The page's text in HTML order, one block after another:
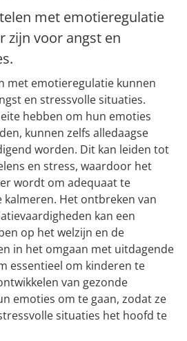
met emotieregulatie
zijn voor angst en
met emotieregulatie kunnen
en stressvolle situaties.
hebben om hun emoties
kunnen zelfs alledaagse
worden. Dit kan leiden tot
en stress, waardoor het
wordt om adequaat te
kalmeren. Het ontbreken van
kan een
op het welzijn en de
in het omgaan met uitdagende
essentieel om kinderen te
van gezonde
emoties om te gaan, zodat ze
situaties het hoofd te